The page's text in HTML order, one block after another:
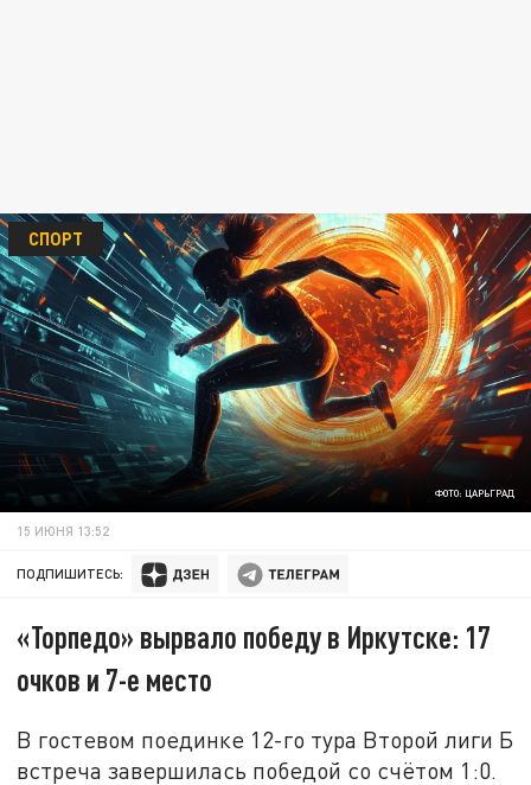
ФОТО: ЦАРЬГРАД
СПОРТ
15 ИЮНЯ 13:52
ПОДПИШИТЕСЬ:
«Торпедо» вырвало победу в Иркутске: 17
очков и 7-е место
В гостевом поединке 12-го тура Второй лиги Б
встреча завершилась победой со счётом 1:0.